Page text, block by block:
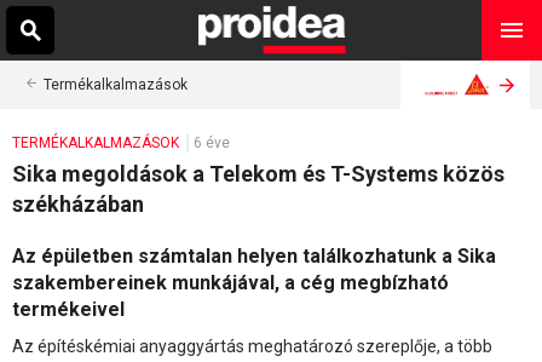
Termékalkalmazások
TERMÉKALKALMAZÁSOK 6 éve
Sika megoldások a Telekom és T-Systems közös
székházában
Az épületben számtalan helyen találkozhatunk a Sika
szakembereinek munkájával, a cég megbízható
termékeivel
Az építéskémiai anyaggyártás meghatározó szereplője, a több